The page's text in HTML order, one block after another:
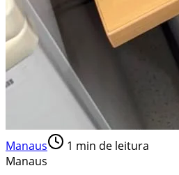
Manaus 1 min de leitura
Manaus